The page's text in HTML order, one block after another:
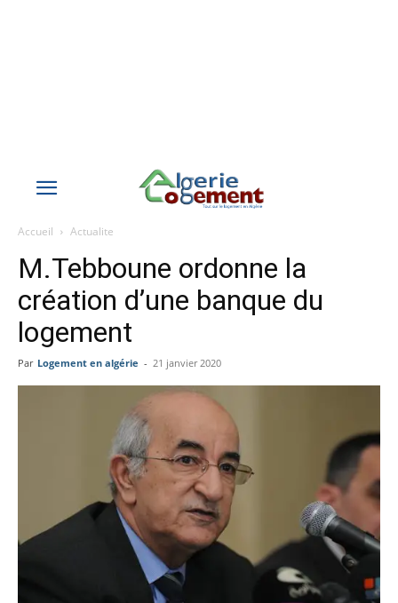
Accueil Actualite
M.Tebboune ordonne la
création d’une banque du
logement
Par Logement en algérie - 21 janvier 2020